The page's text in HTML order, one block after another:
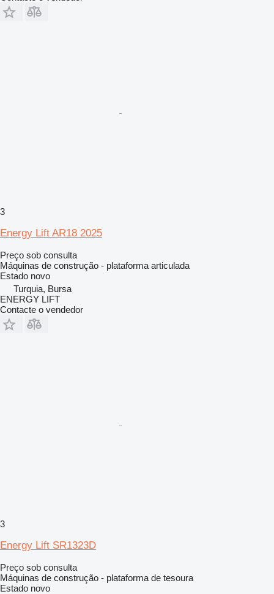
3
Energy Lift AR18 2025
Preço sob consulta
Máquinas de construção - plataforma articulada
Estado novo
Turquia, Bursa
ENERGY LIFT
Contacte o vendedor
3
Energy Lift SR1323D
Preço sob consulta
Máquinas de construção - plataforma de tesoura
Estado novo